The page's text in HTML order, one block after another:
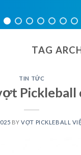
TAG
TIN TỨC
BYVỢT PICKLEBALL